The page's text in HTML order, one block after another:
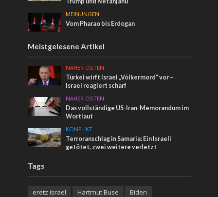
MEINUNGEN
Vom Pharao bis Erdogan
Meistgelesene Artikel
NAHER OSTEN
Türkei wirft Israel „Völkermord“ vor –
Israel reagiert scharf
NAHER OSTEN
Das vollständige US-Iran-Memorandum im
Wortlaut
KONFLIKT
Terroranschlag in Samaria: Ein Israeli
getötet, zwei weitere verletzt
Tags
eretz israel Hartmut Buse Biden